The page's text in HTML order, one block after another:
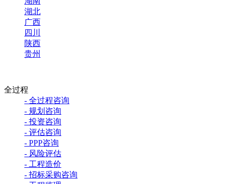
湖北
广西
四川
陕西
贵州
全过程
- 全过程咨询
- 规划咨询
- 投资咨询
- 评估咨询
- PPP咨询
- 风险评估
- 工程造价
- 招标采购咨询